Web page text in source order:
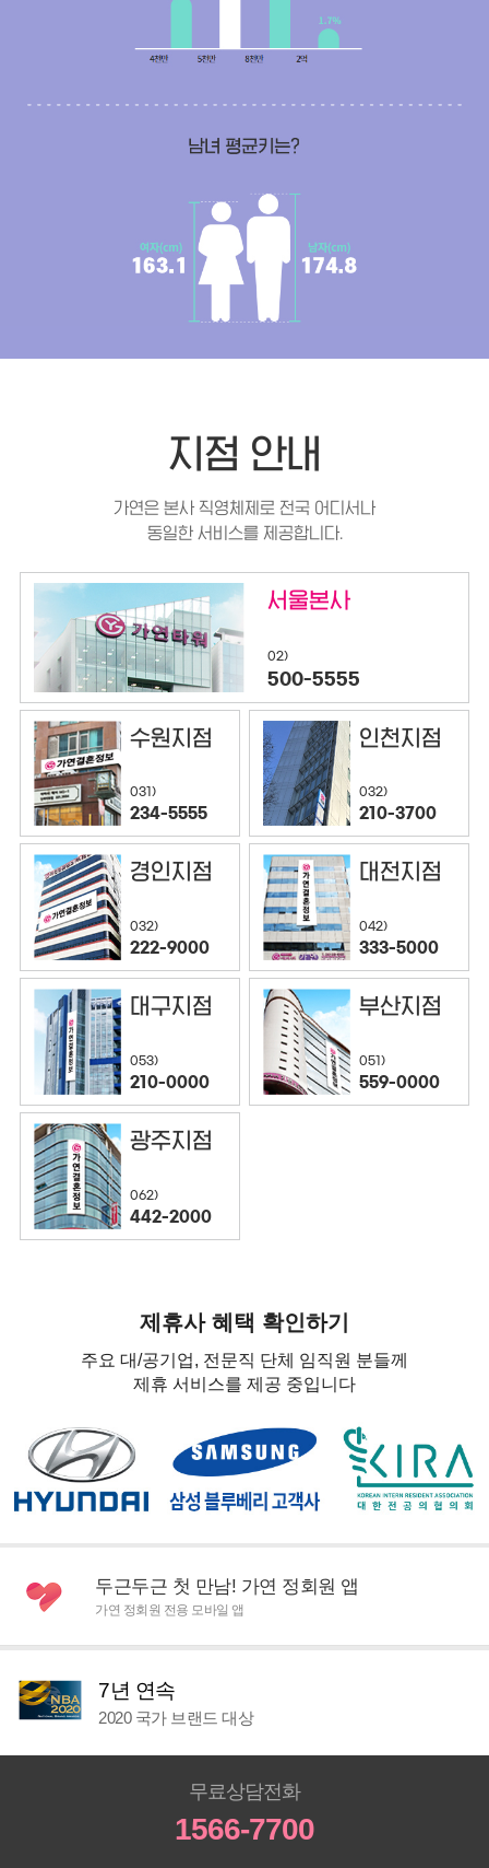
지점 안내
가연은 본사 직영체제로 전국 어디서나
동일한 서비스를 제공합니다.
서울본사
02)
500-5555
수원지점
031)
234-5555
인천지점
032)
210-3700
경인지점
032)
222-9000
대전지점
042)
333-5000
대구지점
053)
210-0000
부산지점
051)
559-0000
광주지점
062)
442-2000
제휴사 혜택 확인하기
주요 대/공기업, 전문직 단체 임직원 분들께
제휴 서비스를 제공 중입니다
두근두근 첫 만남! 가연 정회원 앱
가연 정회원 전용 모바일 앱
7년 연속
2020 국가 브랜드 대상
무료상담전화
1566-7700